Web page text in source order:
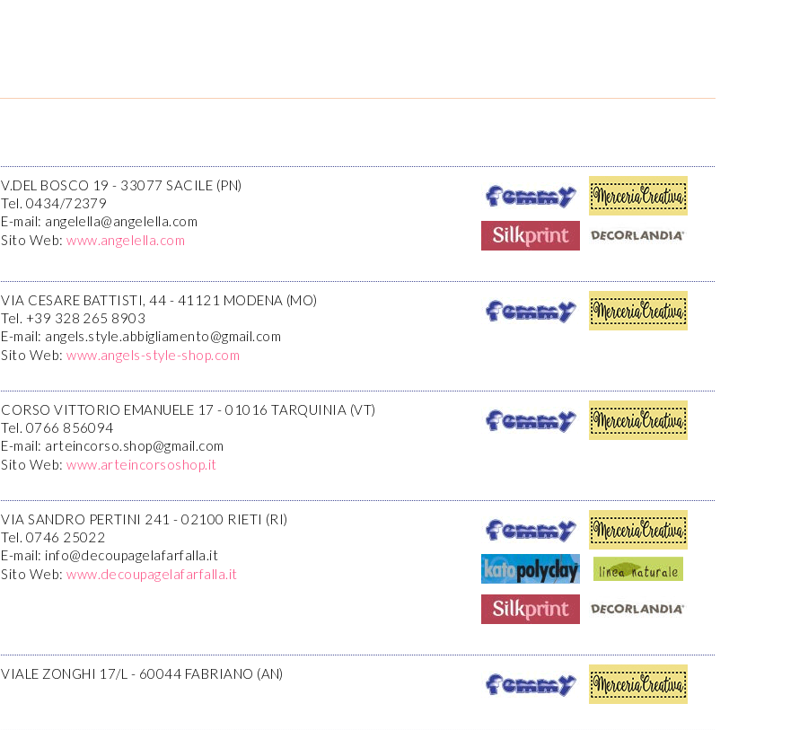
V.DEL BOSCO 19 - 33077 SACILE (PN)
Tel. 0434/72379
E-mail: angelella@angelella.com
Sito Web:www.angelella.com
VIA CESARE BATTISTI, 44 - 41121 MODENA (MO)
Tel. +39 328 265 8903
E-mail: angels.style.abbigliamento@gmail.com
Sito Web:www.angels-style-shop.com
CORSO VITTORIO EMANUELE 17 - 01016 TARQUINIA (VT)
Tel. 0766 856094
E-mail: arteincorso.shop@gmail.com
Sito Web:www.arteincorsoshop.it
VIA SANDRO PERTINI 241 - 02100 RIETI (RI)
Tel. 0746 25022
E-mail: info@decoupagelafarfalla.it
Sito Web:www.decoupagelafarfalla.it
VIALE ZONGHI 17/L - 60044 FABRIANO (AN)